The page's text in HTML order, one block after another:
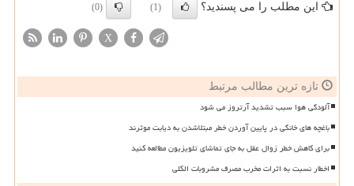
این مطلب را می پسندید؟ (1)
(0)
X
تازه ترین مطالب مرتبط
آلودگی هوا سبب تشدید آرتروز می شود
باغچه های خانگی در پایین آوردن خطر مبتلاشدن به دیابت موثرند
برای کاهش خطر زوال عقل به جای تماشای تلویزیون مطالعه کنید
اخطار نسبت به اثرات مخرب مصرف مشروبات الکلی